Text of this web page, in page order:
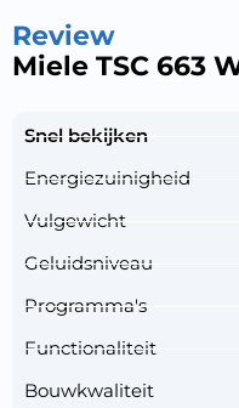
Review
Miele TSC 663
Snel bekijken
Energiezuinigheid
Vulgewicht
Geluidsniveau
Programma's
Functionaliteit
Bouwkwaliteit